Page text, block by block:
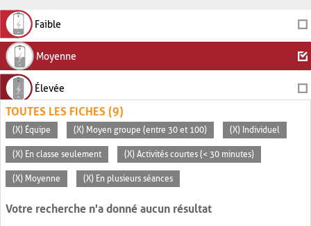
Faible
Moyenne
Élevée
TOUTES LES FICHES (9)
(X) Équipe (X) Moyen groupe (entre 30 et 100) (X) Individuel
(X) En classe seulement (X) Activités courtes (< 30 minutes)
(X) Moyenne (X) En plusieurs séances
Votre recherche n'a donné aucun résultat